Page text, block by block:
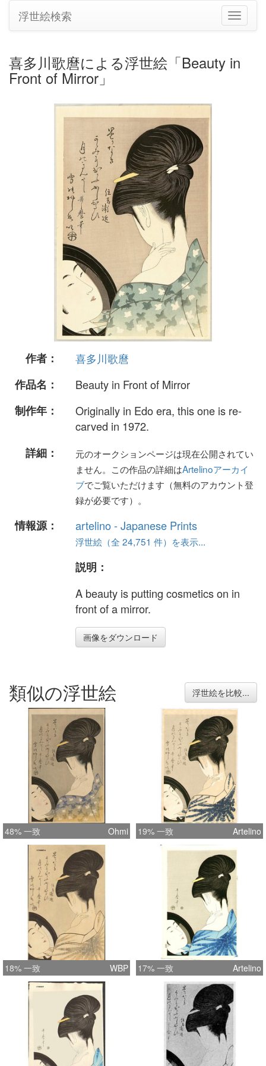
ナ
ビ
シ
浮世絵検索
喜多川歌麿による浮世絵「Beauty in
Front of Mirror」
作者：
喜多川歌麿
作品名：
Beauty in Front of Mirror
制作年：
Originally in Edo era, this one is re-
carved in 1972.
詳細：
元のオークションページは現在公開されてい
ません。この作品の詳細はArtelinoアーカイ
ブでご覧いただけます（無料のアカウント登
録が必要です）。
情報源： artelino - Japanese Prints
浮世絵（全 24,751 件）を表示...
説明：
A beauty is putting cosmetics on in
front of a mirror.
画像をダウンロード
類似の浮世絵 浮世絵を比較...
48% 一致 Ohmi 19% 一致 Artelino
18% 一致 WBP 17% 一致 Artelino